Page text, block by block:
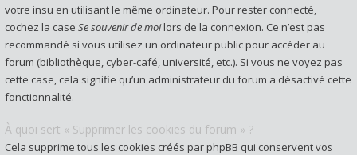
votre insu en utilisant le même ordinateur. Pour rester connecté,
cochez la case Se souvenir de moilors de la connexion. Ce n’est pas
recommandé si vous utilisez un ordinateur public pour accéder au
forum (bibliothèque, cyber-café, université, etc.). Si vous ne voyez pas
cette case, cela signifie qu’un administrateur du forum a désactivé cette
fonctionnalité.
À quoi sert « Supprimer les cookies du forum » ?
Cela supprime tous les cookies créés par phpBB qui conservent vos